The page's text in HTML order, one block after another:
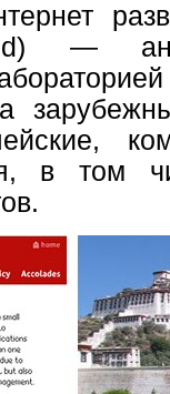
—
в